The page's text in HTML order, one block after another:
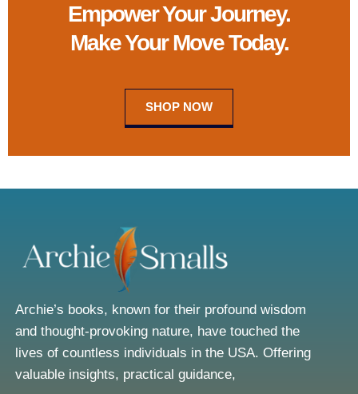
Empower Your Journey.
Make Your Move Today.
SHOP NOW
Archie’s books, known for their profound wisdom
and thought-provoking nature, have touched the
lives of countless individuals in the USA. Offering
valuable insights, practical guidance,